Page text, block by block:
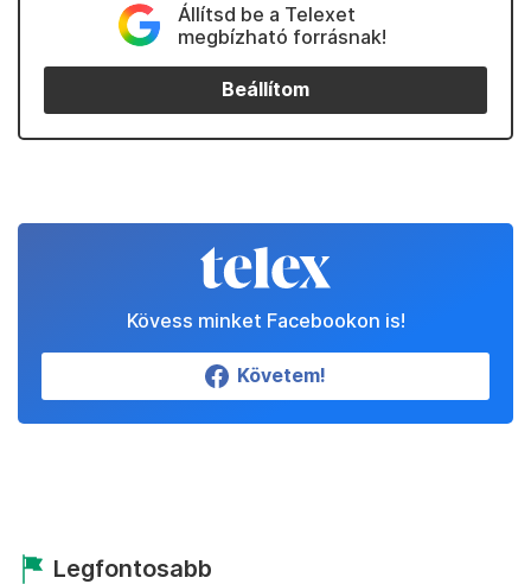
Állítsd be a Telexet
megbízható forrásnak!
Beállítom
Kövess minket Facebookon is!
Követem!
Legfontosabb